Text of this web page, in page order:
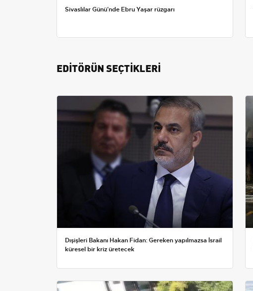
Sivaslılar Günü'nde Ebru Yaşar rüzgarı
EDİTÖRÜN SEÇTİKLERİ
Dışişleri Bakanı Hakan Fidan: Gereken yapılmazsa İsrail
küresel bir kriz üretecek